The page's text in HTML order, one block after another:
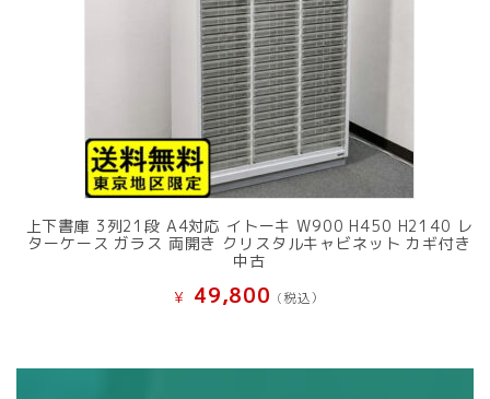
上下書庫 3列21段 A4対応 イトーキ W900 H450 H2140 レ
ターケース ガラス 両開き クリスタルキャビネット カギ付き
中古
¥ 49,800 (税込）